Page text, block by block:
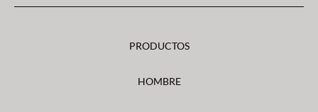
PRODUCTOS
HOMBRE